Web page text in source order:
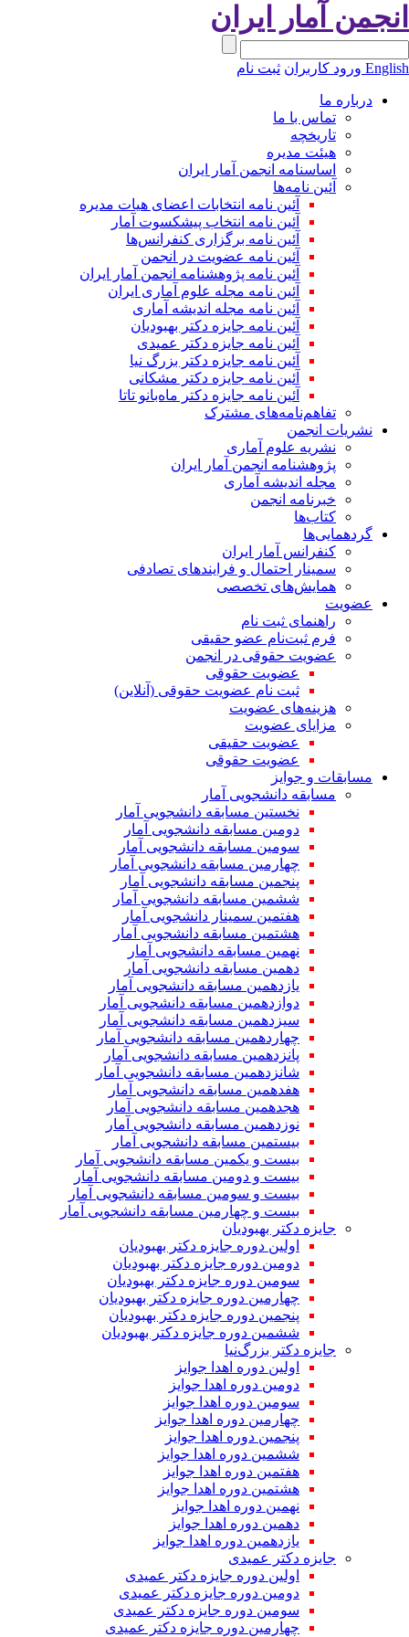
آمار ایران
ورود کاربران ثبت نام
درباره ما
تماس با ما
تاریخچه
هیئت مدیره
اساسنامه انجمن آمار ایران
آئین نامه‌ها
آئین نامه انتخابات اعضای هیات مدیره
آئین نامه انتخاب پیشکسوت آمار
آئین نامه برگزاری کنفرانس‌ها
آئین نامه عضویت در انجمن
آئین نامه پژوهشنامه انجمن آمار ایران
آئین نامه مجله علوم آماری ایران
آئین نامه مجله اندیشه آماری
آئین‌ نامه جایزه دکتر بهبودیان
آئین نامه جایزه دکتر عمیدی
آئین نامه جایزه دکتر بزرگ نیا
آئین نامه جایزه دکتر مشکانی
آئین نامه جایزه دکتر ماه‌بانو تاتا
تفاهم‌نامه‌های مشترک
نشریات انجمن
نشریه علوم آماری
پژوهشنامه انجمن آمار ایران
مجله اندیشه آماری
خبرنامه انجمن
کتاب‌ها
گردهمایی‌ها
کنفرانس آمار ایران
سمینار احتمال و فرایندهای تصادفی
همایش‌های تخصصی
عضویت
راهنمای ثبت نام
فرم ثبت‌نام عضو حقیقی
عضویت حقوقی در انجمن
عضویت حقوقی
ثبت نام عضویت حقوقی (آنلاین)
هزینه‌های عضویت
مزایای عضویت
عضویت حقیقی
عضویت حقوقی
مسابقات و جوایز
مسابقه دانشجویی آمار
نخستین مسابقه دانشجویی آمار
دومین مسابقه دانشجویی آمار
سومین مسابقه دانشجویی آمار
چهارمین مسابقه دانشجویی آمار
پنجمین مسابقه دانشجویی آمار
ششمین مسابقه دانشجویی آمار
هفتمین سمینار دانشجویی آمار
هشتمین مسابقه دانشجویی آمار
نهمین مسابقه دانشجویی آمار
دهمین مسابقه دانشجویی آمار
یازدهمین مسابقه دانشجویی آمار
دوازدهمین مسابقه دانشجویی آمار
سیزدهمین مسابقه دانشجویی آمار
چهاردهمین مسابقه دانشجویی آمار
پانزدهمین مسابقه دانشجویی آمار
شانزدهمین مسابقه دانشجویی آمار
هفدهمین مسابقه دانشجویی آمار
هجدهمین مسابقه دانشجویی آمار
نوزدهمین مسابقه دانشجویی آمار
بیستمین مسابقه دانشجویی آمار
بیست و یکمین مسابقه دانشجویی آمار
بیست و دومین مسابقه دانشجویی آمار
بیست و سومین مسابقه دانشجویی آمار
بیست و چهارمین مسابقه دانشجویی آمار
جایزه دکتر بهبودیان
اولین دوره جایزه دکتر بهبودیان
دومین دوره جایزه دکتر بهبودیان
سومین دوره جایزه دکتر بهبودیان
چهارمین دوره جایزه دکتر بهبودیان
پنجمین دوره جایزه دکتر بهبودیان
ششمین دوره جایزه دکتر بهبودیان
جایزه دکتر بزرگ‌نیا
اولین دوره اهدا جوایز
دومین دوره اهدا جوایز
سومین دوره اهدا جوایز
چهارمین دوره اهدا جوایز
پنجمین دوره اهدا جوایز
ششمین دوره اهدا جوایز
هفتمین دوره اهدا جوایز
هشتمین دوره اهدا جوایز
نهمین دوره اهدا جوایز
دهمین دوره اهدا جوایز
یازدهمین دوره اهدا جوایز
جایزه دکتر عمیدی
اولین دوره جایزه دکتر عمیدی
دومین دوره جایزه دکتر عمیدی
سومین دوره جایزه دکتر عمیدی
چهارمین دوره جایزه دکتر عمیدی